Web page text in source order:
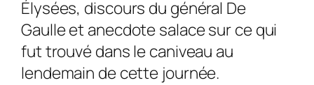
Élysées, discours du général De
Gaulle et anecdote salace sur ce qui
fut trouvé dans le caniveau au
lendemain de cette journée.